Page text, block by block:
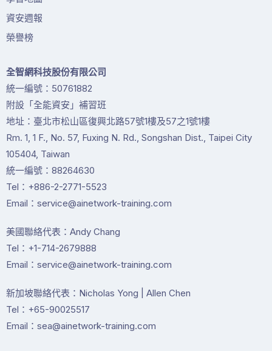
資安週報
榮譽榜
全智網科技股份有限公司
統一編號：50761882
附設「全能資安」補習班
地址：臺北市松山區復興北路57號1樓及57之1號1樓
Rm. 1, 1 F., No. 57, Fuxing N. Rd., Songshan Dist., Taipei City
105404, Taiwan
統一編號：88264630
Tel：+886-2-2771-5523
Email：service@ainetwork-training.com
美國聯絡代表：Andy Chang
Tel：+1-714-2679888
Email：service@ainetwork-training.com
新加坡聯絡代表：Nicholas Yong | Allen Chen
Tel：+65-90025517
Email：sea@ainetwork-training.com